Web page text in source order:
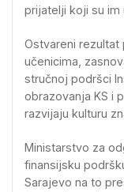
prijatelji koji su
Ostvareni
učenicima,
stručnoj podršci
obrazovanja KS i
razvijaju kulturu
Ministarstvo za
finansijsku
Sarajevo na to